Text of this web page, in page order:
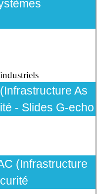
As
- Slides G-echo
(Infrastructure